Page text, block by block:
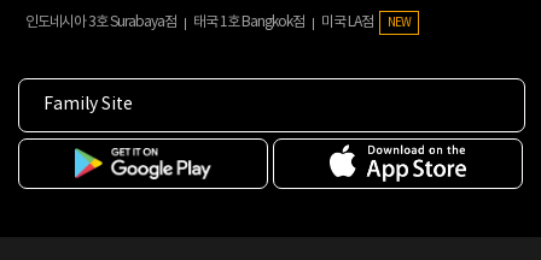
인도네시아 3호 Surabaya점
태국 1호 Bangkok점 미국 LA점 NEW
Family Site